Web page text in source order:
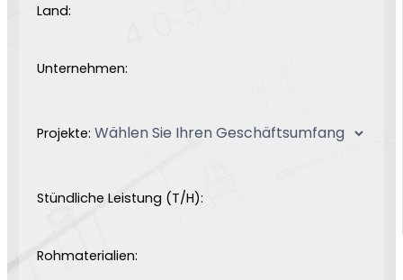
Land:
Unternehmen:
Projekte:
Stündliche Leistung (T/H):
Rohmaterialien: